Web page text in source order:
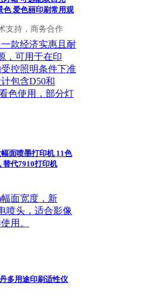
色 爱色丽印刷常用观
一款经济实惠且耐
，可用于在印
控照明条件下准
包含D50和
色使用，部分灯
面喷墨打印机 11色
替代7910打印机
幅面宽度，新
喷头，适合影像
用。
多用途印刷适性仪
支持，商务合作